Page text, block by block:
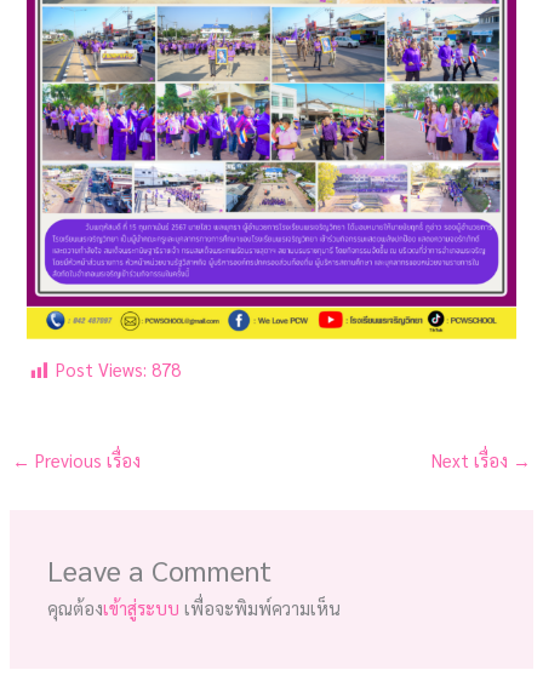
Post Views: 878
← Previous เรื่อง Next เรื่อง →
Leave a Comment
คุณต้องเข้าสู่ระบบ เพื่อจะพิมพ์ความเห็น